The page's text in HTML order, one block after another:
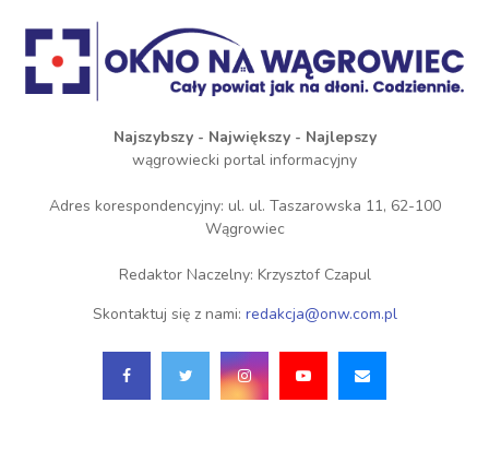
Najszybszy - Największy - Najlepszy
wągrowiecki portal informacyjny
Adres korespondencyjny: ul. ul. Taszarowska 11, 62-100
Wągrowiec
Redaktor Naczelny: Krzysztof Czapul
Skontaktuj się z nami: redakcja@onw.com.pl